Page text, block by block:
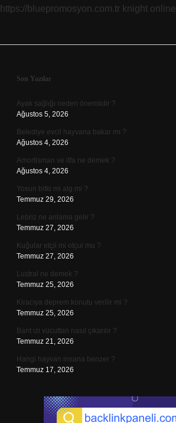
https://bluepromosyon.com.tr knight online
Sidebar
Son Yazılar
Ayak sağlığı neden önemlidir ?
Ağustos 5, 2026
Belediye evcil hayvana bakar mı ?
Ağustos 4, 2026
Amortisman ve itfa ne demek ?
Ağustos 4, 2026
Yosun bitki mi alg mi ?
Temmuz 29, 2026
Lebriz ne anlama gelir ?
Temmuz 27, 2026
Kuğular etçil mi otçul mu ?
Temmuz 27, 2026
Lustral ne demek ?
Temmuz 25, 2026
Kiracıya deprem konutu verilir mi ?
Temmuz 25, 2026
Bant izi vücuttan nasıl çıkarılır ?
Temmuz 21, 2026
Hangi hayvan insana benzer ?
Temmuz 17, 2026